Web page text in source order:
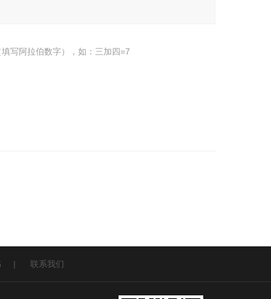
写阿拉伯数字），如：三加四=7
| 联系我们